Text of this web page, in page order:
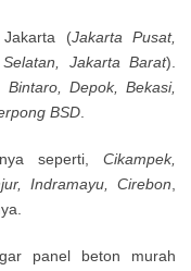
Јаkаrtа (Јаkаrtа Рusаt,
Јаkаrtа Ваrаt).
Dероk, Веkаsі,
ВЅD
sереrtі, Сіkаmреk,
Іndrаmауu, Сіrеbоn
panel beton murah